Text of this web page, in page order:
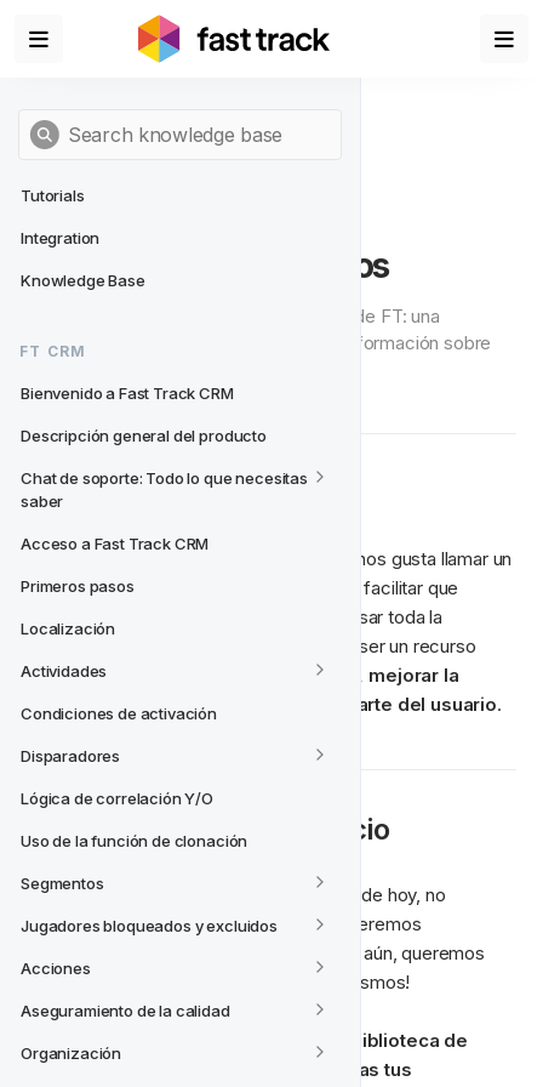
Tutorials
Integration
Knowledge Base
FT CRM
Bienvenido a Fast Track CRM
Descripción general del producto
Chat de soporte: Todo lo que necesitas
saber
Acceso a Fast Track CRM
Primeros pasos
Localización
Actividades
Condiciones de activación
Disparadores
Lógica de correlación Y/O
Uso de la función de clonación
Segmentos
Jugadores bloqueados y excluidos
Acciones
Aseguramiento de la calidad
Organización
Base de Conocimientos
Bienvenido a la Base de Conocimientos de FT: una
biblioteca en línea de autoservicio con información sobre
🤝 Introducción
Base de Conocimientos
entiendan cómo usar toda la
fabulosa funcionalidad. Está destinado a ser un recurso
interno para
ayudar a nuevos usuarios, mejorar la
eficiencia
y ayudar la adopción por parte del usuario.
📖 Acerca de Este Espacio
En el mundo interconectado y acelerado de hoy, no
queremos esperar a que nos ayuden. Queremos
respuestas y las queremos ahora. ¡Mejor aún, queremos
descubrir las respuestas por nosotros mismos!
Esta base de conocimientos es una biblioteca de
autoservicio de información para todas tus